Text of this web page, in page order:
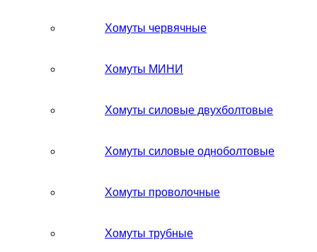
Хомуты червячные
Хомуты МИНИ
Хомуты силовые двухболтовые
Хомуты силовые одноболтовые
Хомуты проволочные
Хомуты трубные